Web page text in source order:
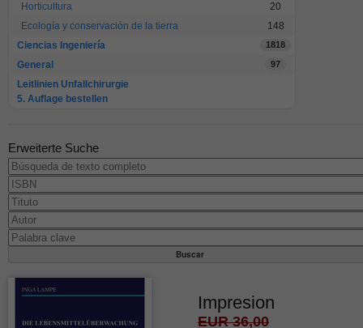
Horticultura
20
Ecología y conservación de la tierra
148
Ciencias Ingeniería
1818
General 97
Leitlinien Unfallchirurgie
5. Auflage bestellen
Erweiterte Suche
Impresion
EUR 36,00